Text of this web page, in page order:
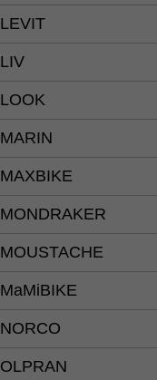
LEVIT
LIV
LOOK
MARIN
MAXBIKE
MONDRAKER
MOUSTACHE
MaMiBIKE
NORCO
OLPRAN